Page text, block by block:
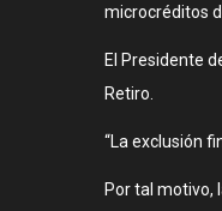
microcréditos
El Presidente
Retiro.
“La exclusión
Por tal motivo,